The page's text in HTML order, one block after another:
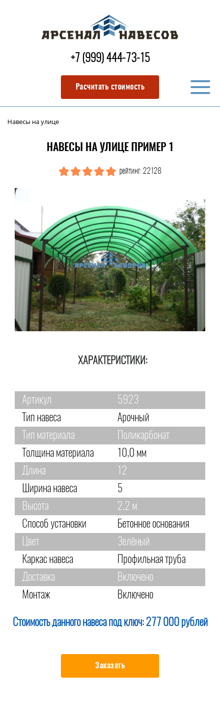
+7 (999) 444-73-15
Расчитать стоимость
Навесы на улице
НАВЕСЫ НА УЛИЦЕ ПРИМЕР 1
рейтинг: 22128
ХАРАКТЕРИСТИКИ:
Артикул
5923
Тип навеса
Арочный
Тип материала
Поликарбонат
Толщина материала
10,0 мм
Длина
12
Ширина навеса
5
Высота
2,2 м
Способ установки
Бетонное основания
Цвет
Зелёный
Каркас навеса
Профильная труба
Доставка
Включено
Монтаж
Включено
Стоимость данного навеса под ключ: 277 000 рублей
Заказать